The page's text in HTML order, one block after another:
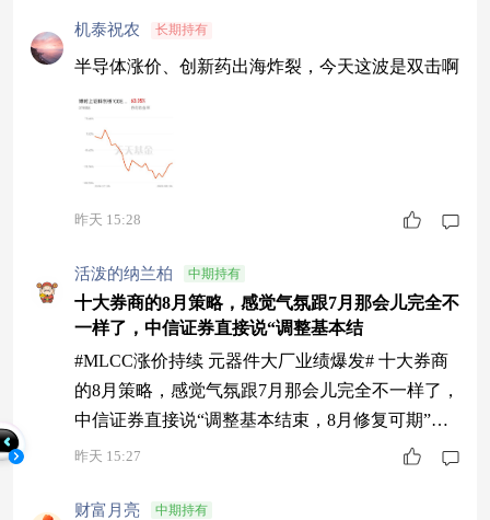
机泰祝农 长期持有
半导体涨价、创新药出海炸裂，今天这波是双击啊
昨天 15:28
活泼的纳兰柏 中期持有
十大券商的8月策略，感觉气氛跟7月那会儿完全不
一样了，中信证券直接说“调整基本结
#MLCC涨价持续 元器件大厂业绩爆发# 十大券商
的8月策略，感觉气氛跟7月那会儿完全不一样了，
中信证券直接说“调整基本结束，8月修复可期”，
强调这轮只是拥挤交易的修正，不是去杠杆冲击，
券商集体喊“超跌修复窗口开启”这个信号，可比啥
昨天 15:27
财富月亮 中期持有